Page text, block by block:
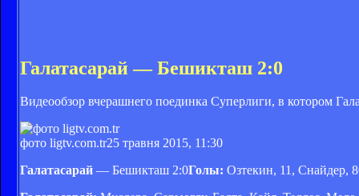
Галатасарай — Бешикташ 2:0
Видеообзор вчерашнего поединка Суперлиги, в котором
фото ligtv.com.tr25 травня 2015, 11:30
Галатасарай — Бешикташ 2:0Голы: Озтекин, 11, Снайдер,